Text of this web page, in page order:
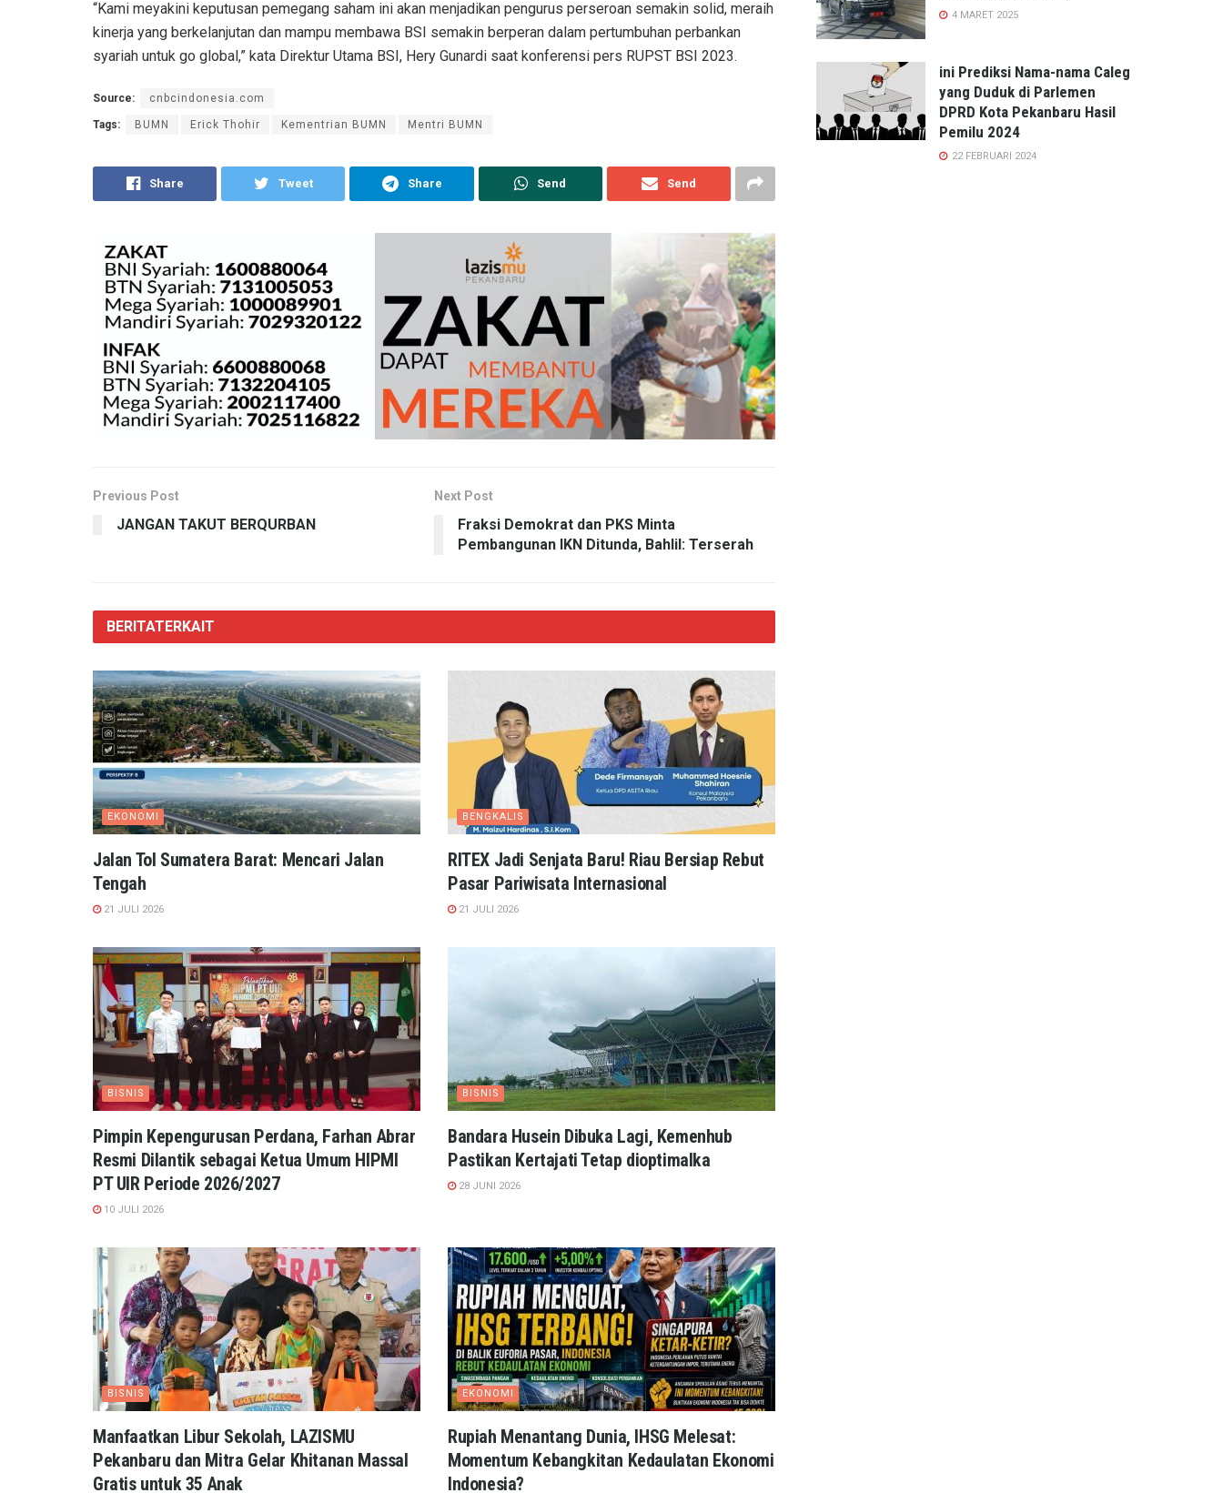
“Kami meyakini keputusan pemegang saham ini akan menjadikan pengurus perseroan semakin solid, meraih
kinerja yang berkelanjutan dan mampu membawa BSI semakin berperan dalam pertumbuhan perbankan
syariah untuk go global,” kata Direktur Utama BSI, Hery Gunardi saat konferensi pers RUPST BSI 2023.
Source: cnbcindonesia.com
Tags: BUMN Erick Thohir Kementrian BUMN Mentri BUMN
Share Tweet Share Send Send
Previous Post
JANGAN TAKUT BERQURBAN
Next Post
Fraksi Demokrat dan PKS Minta
Pembangunan IKN Ditunda, Bahlil: Terserah
BERITATERKAIT
EKONOMI
Jalan Tol Sumatera Barat: Mencari Jalan
Tengah
21 JULI 2026
BENGKALIS
RITEX Jadi Senjata Baru! Riau Bersiap Rebut
Pasar Pariwisata Internasional
21 JULI 2026
BISNIS
Pimpin Kepengurusan Perdana, Farhan Abrar
Resmi Dilantik sebagai Ketua Umum HIPMI
PT UIR Periode 2026/2027
10 JULI 2026
BISNIS
Bandara Husein Dibuka Lagi, Kemenhub
Pastikan Kertajati Tetap dioptimalka
28 JUNI 2026
BISNIS
Manfaatkan Libur Sekolah, LAZISMU
Pekanbaru dan Mitra Gelar Khitanan Massal
Gratis untuk 35 Anak
EKONOMI
Rupiah Menantang Dunia, IHSG Melesat:
Momentum Kebangkitan Kedaulatan Ekonomi
Indonesia?
4 MARET 2025
ini Prediksi Nama-nama Caleg
yang Duduk di Parlemen
DPRD Kota Pekanbaru Hasil
Pemilu 2024
22 FEBRUARI 2024